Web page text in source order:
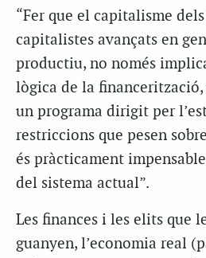
“Fer que el capitalisme
capitalistes avançats en
productiu, no només
lògica de la
un programa dirigit per
restriccions que pesen
és pràcticament
del sistema actual”.
Les finances i les elits que
guanyen, l’economia real